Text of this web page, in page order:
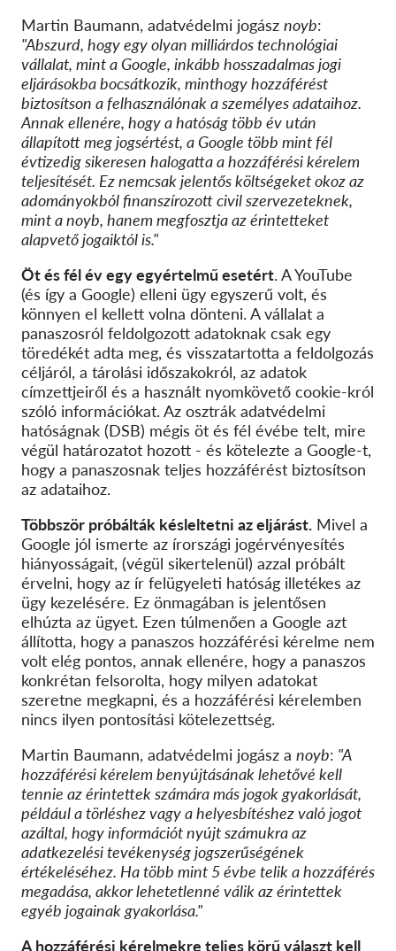
Martin Baumann, adatvédelmi jogász noyb:
"Abszurd, hogy egy olyan milliárdos technológiai
vállalat, mint a Google, inkább hosszadalmas jogi
eljárásokba bocsátkozik, minthogy hozzáférést
biztosítson a felhasználónak a személyes adataihoz.
Annak ellenére, hogy a hatóság több év után
állapított meg jogsértést, a Google több mint fél
évtizedig sikeresen halogatta a hozzáférési kérelem
teljesítését. Ez nemcsak jelentős költségeket okoz az
adományokból finanszírozott civil szervezeteknek,
mint a noyb, hanem megfosztja az érintetteket
alapvető jogaiktól is."
Öt és fél év egy egyértelmű esetért. A YouTube
(és így a Google) elleni ügy egyszerű volt, és
könnyen el kellett volna dönteni. A vállalat a
panaszosról feldolgozott adatoknak csak egy
töredékét adta meg, és visszatartotta a feldolgozás
céljáról, a tárolási időszakokról, az adatok
címzettjeiről és a használt nyomkövető cookie-król
szóló információkat. Az osztrák adatvédelmi
hatóságnak (DSB) mégis öt és fél évébe telt, mire
végül határozatot hozott - és kötelezte a Google-t,
hogy a panaszosnak teljes hozzáférést biztosítson
az adataihoz.
Többször próbálták késleltetni az eljárást. Mivel a
Google jól ismerte az írországi jogérvényesítés
hiányosságait, (végül sikertelenül) azzal próbált
érvelni, hogy az ír felügyeleti hatóság illetékes az
ügy kezelésére. Ez önmagában is jelentősen
elhúzta az ügyet. Ezen túlmenően a Google azt
állította, hogy a panaszos hozzáférési kérelme nem
volt elég pontos, annak ellenére, hogy a panaszos
konkrétan felsorolta, hogy milyen adatokat
szeretne megkapni, és a hozzáférési kérelemben
nincs ilyen pontosítási kötelezettség.
Martin Baumann, adatvédelmi jogász a noyb: "A
hozzáférési kérelem benyújtásának lehetővé kell
tennie az érintettek számára más jogok gyakorlását,
például a törléshez vagy a helyesbítéshez való jogot
azáltal, hogy információt nyújt számukra az
adatkezelési tevékenység jogszerűségének
értékeléséhez. Ha több mint 5 évbe telik a hozzáférés
megadása, akkor lehetetlenné válik az érintettek
egyéb jogainak gyakorlása."
A hozzáférési kérelmekre teljes körű választ kell